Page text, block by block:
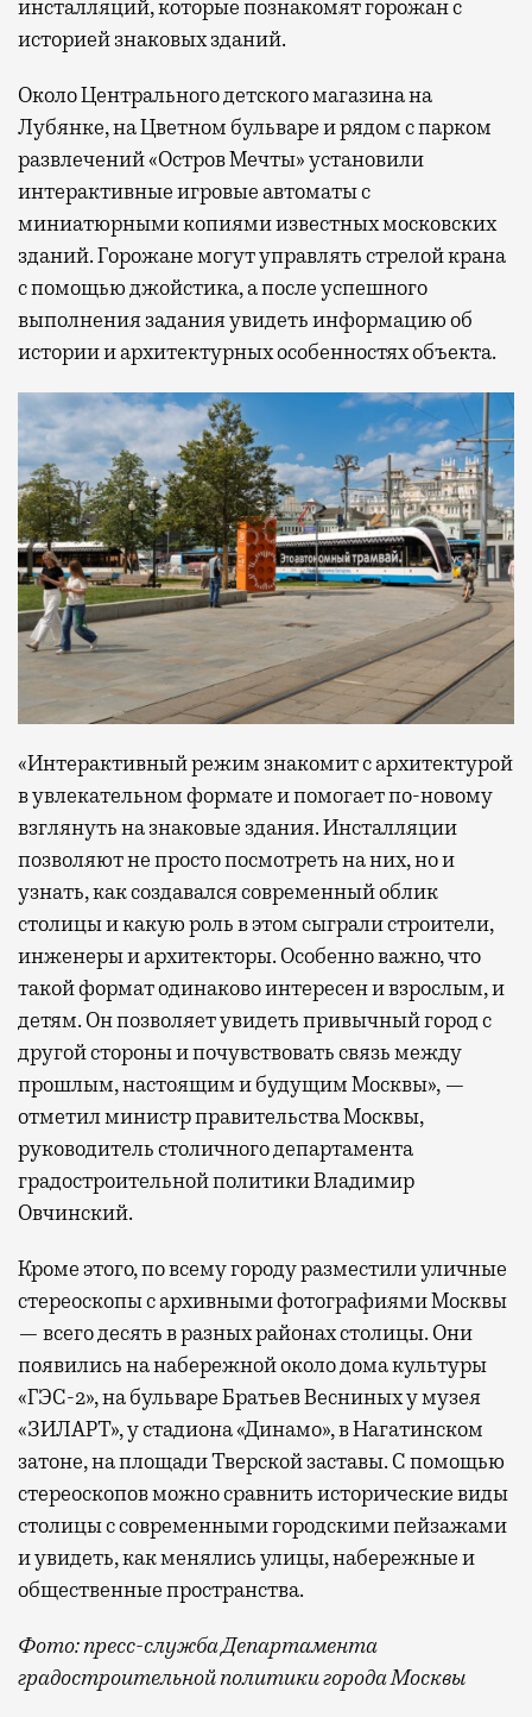
инсталляций, которые познакомят горожан с
историей знаковых зданий.
Около Центрального детского магазина на
Лубянке, на Цветном бульваре и рядом с парком
развлечений «Остров Мечты» установили
интерактивные игровые автоматы с
миниатюрными копиями известных московских
зданий. Горожане могут управлять стрелой крана
с помощью джойстика, а после успешного
выполнения задания увидеть информацию об
истории и архитектурных особенностях объекта.
«Интерактивный режим знакомит с архитектурой
в увлекательном формате и помогает по-новому
взглянуть на знаковые здания. Инсталляции
позволяют не просто посмотреть на них, но и
узнать, как создавался современный облик
столицы и какую роль в этом сыграли строители,
инженеры и архитекторы. Особенно важно, что
такой формат одинаково интересен и взрослым, и
детям. Он позволяет увидеть привычный город с
другой стороны и почувствовать связь между
прошлым, настоящим и будущим Москвы», —
отметил министр правительства Москвы,
руководитель столичного департамента
градостроительной политики Владимир
Овчинский.
Кроме этого, по всему городу разместили уличные
стереоскопы с архивными фотографиями Москвы
— всего десять в разных районах столицы. Они
появились на набережной около дома культуры
«ГЭС-2», на бульваре Братьев Весниных у музея
«ЗИЛАРТ», у стадиона «Динамо», в Нагатинском
затоне, на площади Тверской заставы. С помощью
стереоскопов можно сравнить исторические виды
столицы с современными городскими пейзажами
и увидеть, как менялись улицы, набережные и
общественные пространства.
Фото: пресс-служба Департамента
градостроительной политики города Москвы